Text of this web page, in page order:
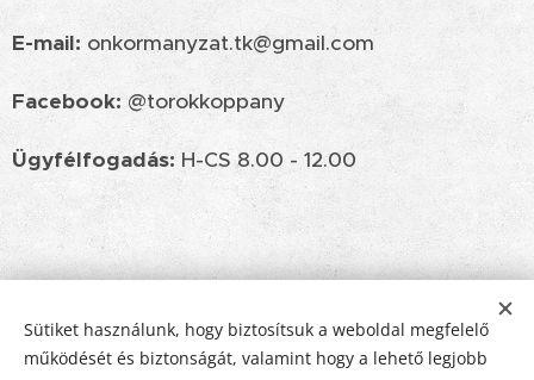
E-mail: onkormanyzat.tk@gmail.com
Facebook: @torokkoppany
Ügyfélfogadás: H-CS 8.00 - 12.00
Sütiket használunk, hogy biztosítsuk a weboldal megfelelő
működését és biztonságát, valamint hogy a lehető legjobb